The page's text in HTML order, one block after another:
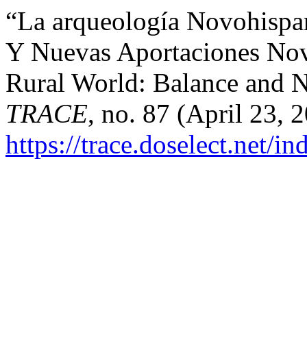
“La arqueología
Y Nuevas Aportaciones
Rural World: Balance and
TRACE, no. 87 (April 23,
https://trace.doselect.net/